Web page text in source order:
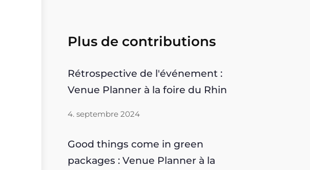
Plus de contributions
Rétrospective de l'événement :
Venue Planner à la foire du Rhin
4. septembre 2024
Good things come in green
packages : Venue Planner à la